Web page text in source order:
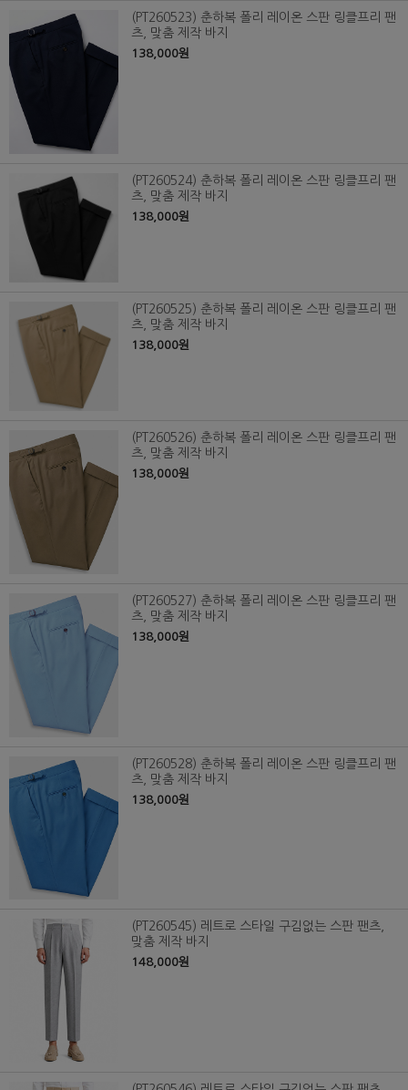
(PT260523) 춘하복 폴리 레이온 스판 링클프리 팬
츠, 맞춤 제작 바지
138,000원
(PT260524) 춘하복 폴리 레이온 스판 링클프리 팬
츠, 맞춤 제작 바지
138,000원
(PT260525) 춘하복 폴리 레이온 스판 링클프리 팬
츠, 맞춤 제작 바지
138,000원
(PT260526) 춘하복 폴리 레이온 스판 링클프리 팬
츠, 맞춤 제작 바지
138,000원
(PT260527) 춘하복 폴리 레이온 스판 링클프리 팬
츠, 맞춤 제작 바지
138,000원
(PT260528) 춘하복 폴리 레이온 스판 링클프리 팬
츠, 맞춤 제작 바지
138,000원
(PT260545) 레트로 스타일 구김없는 스판 팬츠,
맞춤 제작 바지
148,000원